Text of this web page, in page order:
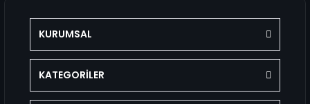
KURUMSAL
KATEGORİLER